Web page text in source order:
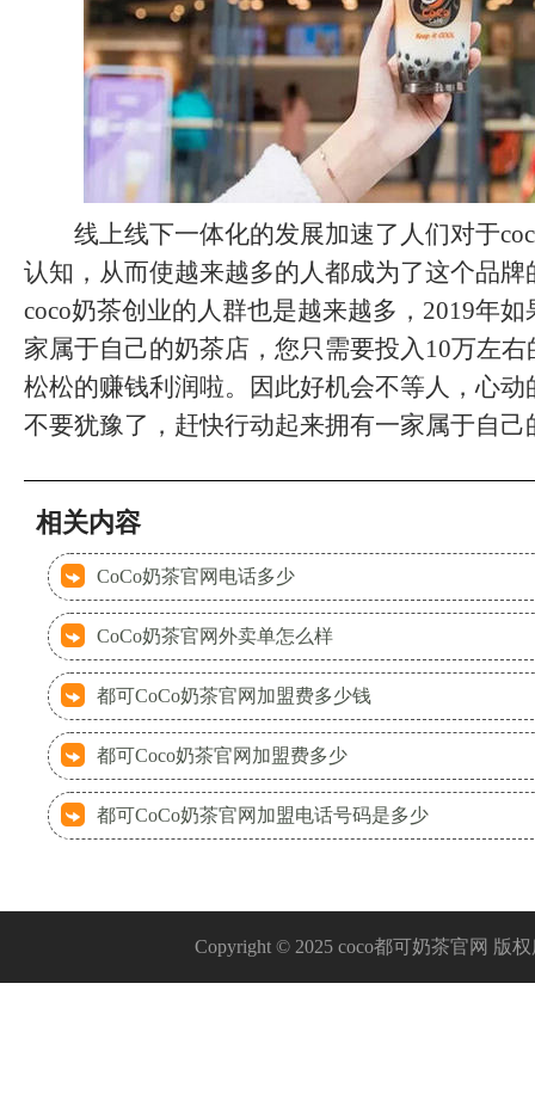
线上线下一体化的发展加速了人们对于
认知，从而使越来越多的人都成为了这个品牌
coco奶茶创业的人群也是越来越多，2019年
家属于自己的奶茶店，您只需要投入10万左
松松的赚钱利润啦。因此好机会不等人，心动
不要犹豫了，赶快行动起来拥有一家属于自己
相关内容
CoCo奶茶官网电话多少
CoCo奶茶官网外卖单怎么样
都可CoCo奶茶官网加盟费多少钱
都可Coco奶茶官网加盟费多少
都可CoCo奶茶官网加盟电话号码是多少
Copyright © 2025 coco都可奶茶官网 版